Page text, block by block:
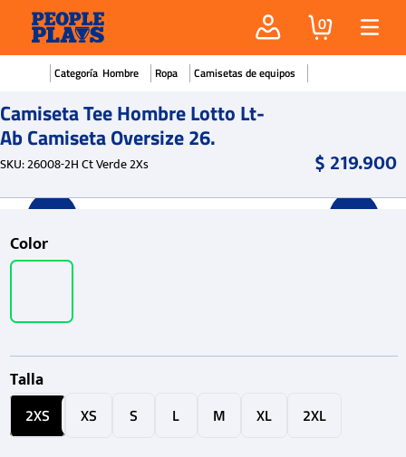
0
Hombre Ropa Camisetas de equipos
Camiseta Tee Hombre Lotto Lt-
Ab Camiseta Oversize 26.
SKU:26008-2H Ct Verde 2Xs $219.900
Color
Talla
2XS XS S L M XL 2XL